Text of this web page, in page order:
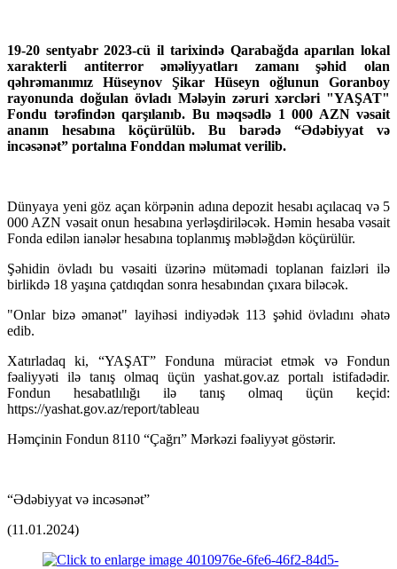
19-20 sentyabr 2023-cü il tarixində Qarabağda aparılan lokal
xarakterli antiterror əməliyyatları zamanı şəhid olan
qəhrəmanımız Hüseynov Şikar Hüseyn oğlunun Goranboy
rayonunda doğulan övladı Mələyin zəruri xərcləri "YAŞAT"
Fondu tərəfindən qarşılanıb. Bu məqsədlə 1 000 AZN vəsait
ananın hesabına köçürülüb. Bu barədə “Ədəbiyyat və
incəsənət” portalına Fonddan məlumat verilib.
Dünyaya yeni göz açan körpənin adına depozit hesabı açılacaq və 5
000 AZN vəsait onun hesabına yerləşdiriləcək. Həmin hesaba vəsait
Fonda edilən ianələr hesabına toplanmış məbləğdən köçürülür.
Şəhidin övladı bu vəsaiti üzərinə mütəmadi toplanan faizləri ilə
birlikdə 18 yaşına çatdıqdan sonra hesabından çıxara biləcək.
"Onlar bizə əmanət" layihəsi indiyədək 113 şəhid övladını əhatə
edib.
Xatırladaq ki, “YAŞAT” Fonduna müraciət etmək və Fondun
fəaliyyəti ilə tanış olmaq üçün yashat.gov.az portalı istifadədir.
Fondun hesabatlılığı ilə tanış olmaq üçün keçid:
https://yashat.gov.az/report/tableau
Həmçinin Fondun 8110 “Çağrı” Mərkəzi fəaliyyət göstərir.
“Ədəbiyyat və incəsənət”
(11.01.2024)